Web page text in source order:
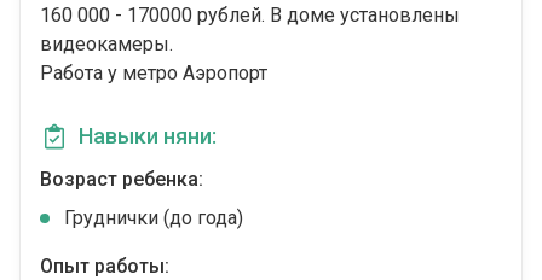
160 000 - 170000 рублей. В доме установлены
видеокамеры.
Работа у метро Аэропорт
Навыки няни:
Возраст ребенка:
Груднички (до года)
Опыт работы: